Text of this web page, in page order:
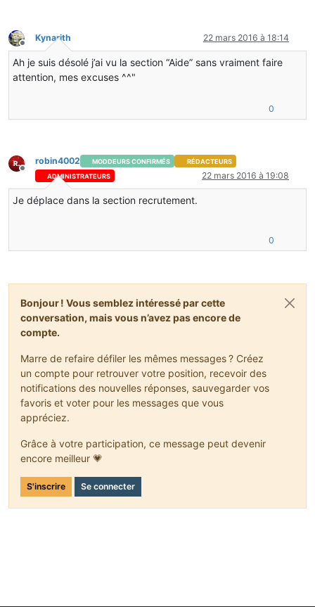
Hors-ligne
Kynarith 22 mars 2016 à 18:14
Ah je suis désolé j’ai vu la section “Aide” sans vraiment faire
attention, mes excuses ^^"
0
Hors-ligne
robin4002 MODDEURS CONFIRMÉS
RÉDACTEURS
ADMINISTRATEURS
22 mars 2016 à 19:08
Je déplace dans la section recrutement.
0
Bonjour ! Vous semblez intéressé par cette
conversation, mais vous n’avez pas encore de
compte.
Marre de refaire défiler les mêmes messages ? Créez
un compte pour retrouver votre position, recevoir des
notifications des nouvelles réponses, sauvegarder vos
favoris et voter pour les messages que vous
appréciez.
Grâce à votre participation, ce message peut devenir
encore meilleur 💗
S'inscrire Se connecter